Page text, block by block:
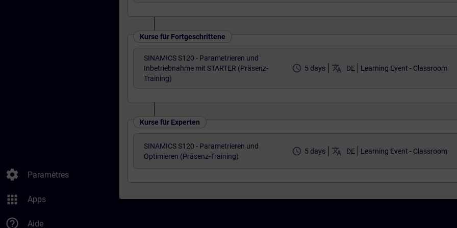
settings Paramètres
apps Apps
help_outline Aide
Kurse für Fortgeschrittene
SINAMICS S120 - Parametrieren und
Inbetriebnahme mit STARTER (Präsenz-
Training)
access_time 5 days translate DE Learning Event - Classroom
Kurse für Experten
SINAMICS S120 - Parametrieren und
Optimieren (Präsenz-Training)
access_time 5 days translate DE Learning Event - Classroom